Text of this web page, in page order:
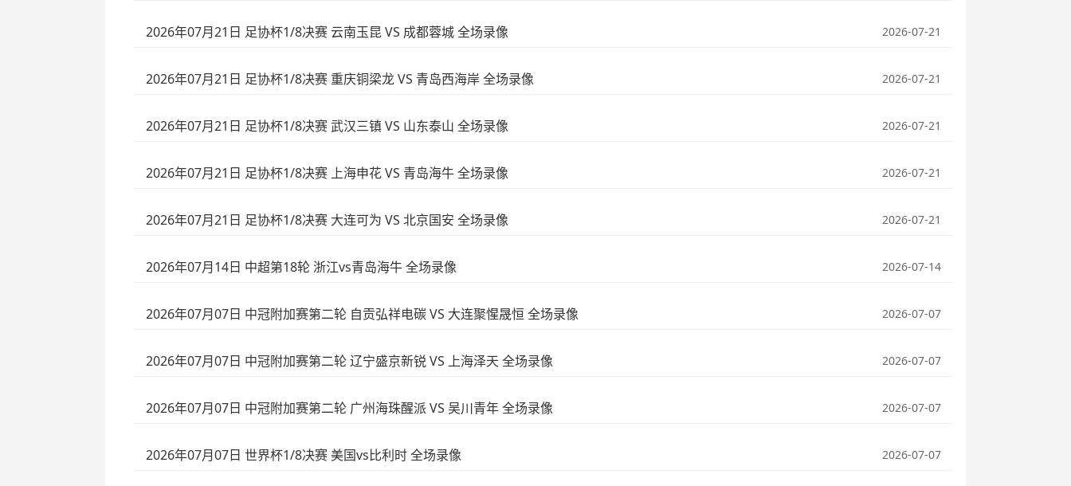
2026年07月21日 足协杯1/8决赛 云南玉昆 VS 成都蓉城 全场录像 2026-07-21
2026年07月21日 足协杯1/8决赛 重庆铜梁龙 VS 青岛西海岸 全场录像 2026-07-21
2026年07月21日 足协杯1/8决赛 武汉三镇 VS 山东泰山 全场录像 2026-07-21
2026年07月21日 足协杯1/8决赛 上海申花 VS 青岛海牛 全场录像 2026-07-21
2026年07月21日 足协杯1/8决赛 大连可为 VS 北京国安 全场录像 2026-07-21
2026年07月14日 中超第18轮 浙江vs青岛海牛 全场录像 2026-07-14
2026年07月07日 中冠附加赛第二轮 自贡弘祥电碳 VS 大连聚惺晟恒 全场录像 2026-07-07
2026年07月07日 中冠附加赛第二轮 辽宁盛京新锐 VS 上海泽天 全场录像 2026-07-07
2026年07月07日 中冠附加赛第二轮 广州海珠醒派 VS 吴川青年 全场录像 2026-07-07
2026年07月07日 世界杯1/8决赛 美国vs比利时 全场录像 2026-07-07